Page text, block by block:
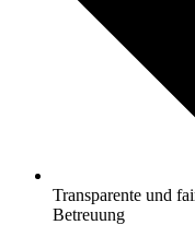
Transparente und
Betreuung